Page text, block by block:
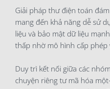
Giải pháp thư điện toán
mang đến khả năng dễ sử
liệu và bảo mật dữ liệu
thấp nhờ mô hình cấp phép
Duy trì kết nối giữa các
chuyện riêng tư mã hóa